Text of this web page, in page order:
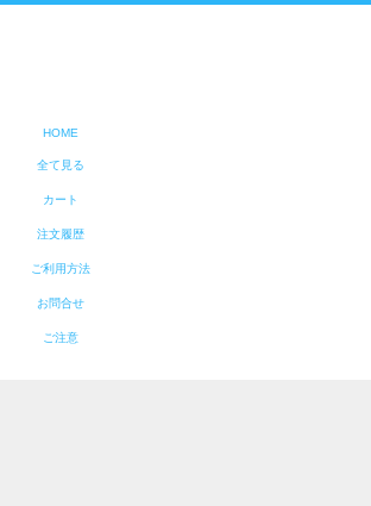
HOME
全て見る
カート
注文履歴
ご利用方法
お問合せ
ご注意